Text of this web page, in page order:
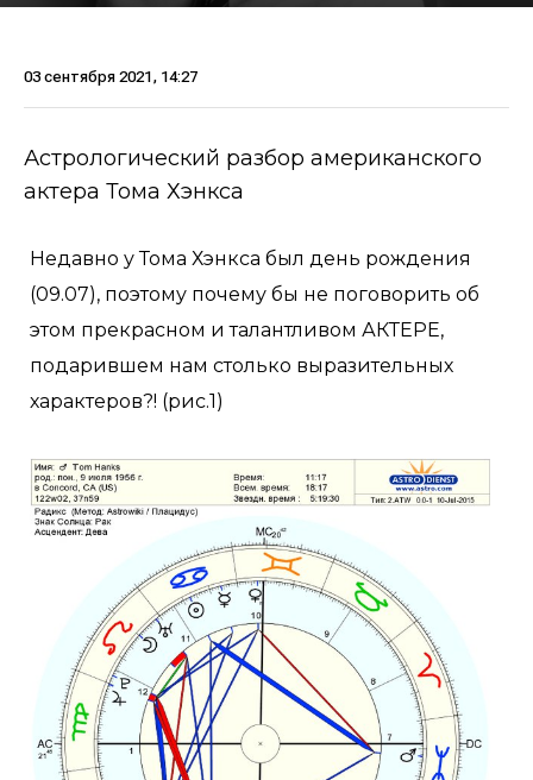
03 сентября 2021, 14:27
Астрологический разбор американского
актера Тома Хэнкса
Недавно у Тома Хэнкса был день рождения
(09.07), поэтому почему бы не поговорить об
этом прекрасном и талантливом АКТЕРЕ,
подарившем нам столько выразительных
характеров?! (рис.1)